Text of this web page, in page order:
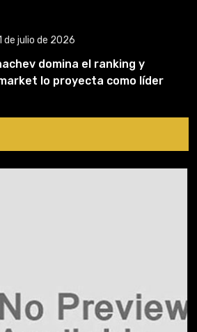
de julio de 2026
domina el ranking y
lo proyecta como líder